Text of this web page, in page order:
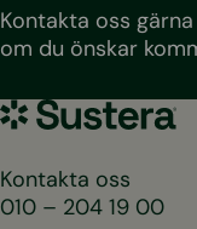
Kontakta oss
om du önskar
Sustera
Sweden
Kontakta oss
010 – 204 19 00